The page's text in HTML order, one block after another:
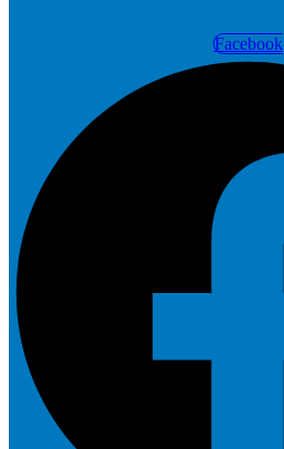
Facebook